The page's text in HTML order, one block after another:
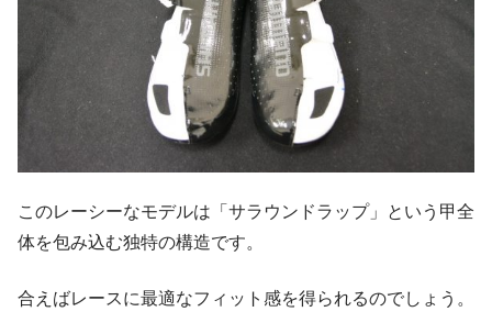
このレーシーなモデルは「サラウンドラップ」という甲全
体を包み込む独特の構造です。
合えばレースに最適なフィット感を得られるのでしょう。